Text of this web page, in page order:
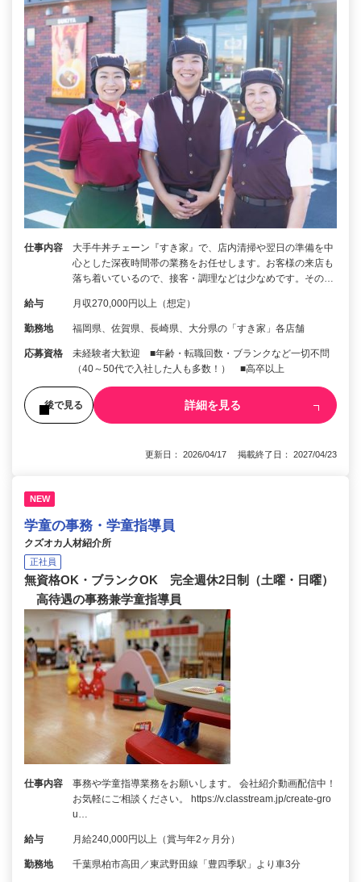
仕事内容
大手牛丼チェーン『すき家』で、店内清掃や翌日の準備を中
心とした深夜時間帯の業務をお任せします。お客様の来店も
落ち着いているので、接客・調理などは少なめです。その…
給与 月収270,000円以上（想定）
勤務地 福岡県、佐賀県、長崎県、大分県の「すき家」各店舗
応募資格
未経験者大歓迎 ■年齢・転職回数・ブランクなど一切不問
（40～50代で入社した人も多数！） ■高卒以上
後で見る 詳細を見る
更新日： 2026/04/17 掲載終了日： 2027/04/23
NEW
学童の事務・学童指導員
クズオカ人材紹介所
正社員
無資格OK・ブランクOK 完全週休2日制（土曜・日曜）
高待遇の事務兼学童指導員
仕事内容
事務や学童指導業務をお願いします。 会社紹介動画配信中！
お気軽にご相談ください。 https://v.classtream.jp/create-gro
u…
給与 月給240,000円以上（賞与年2ヶ月分）
勤務地 千葉県柏市高田／東武野田線「豊四季駅」より車3分